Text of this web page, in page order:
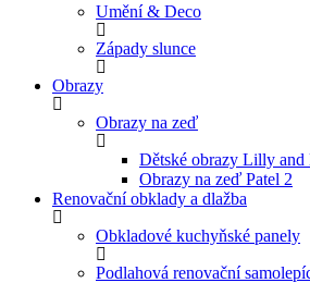
Umění & Deco
Západy slunce
Obrazy
Obrazy na zeď
Dětské obrazy Lilly and
Obrazy na zeď Patel 2
Renovační obklady a dlažba
Obkladové kuchyňské panely
Podlahová renovační